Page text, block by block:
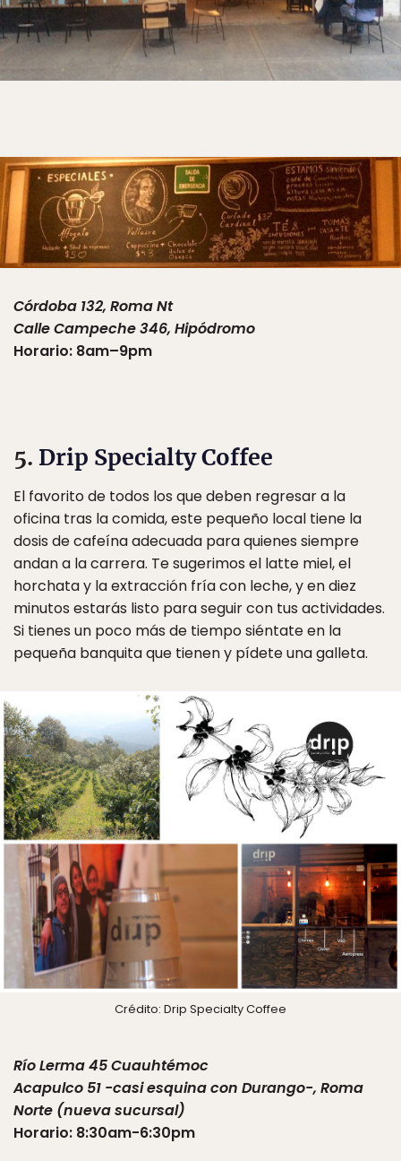
Córdoba 132, Roma Nt
Calle Campeche 346, Hipódromo
Horario: 8am–9pm
5. Drip Specialty Coffee
El favorito de todos los que deben regresar a la
oficina tras la comida, este pequeño local tiene la
dosis de cafeína adecuada para quienes siempre
andan a la carrera. Te sugerimos el latte miel, el
horchata y la extracción fría con leche, y en diez
minutos estarás listo para seguir con tus actividades.
Si tienes un poco más de tiempo siéntate en la
pequeña banquita que tienen y pídete una galleta.
Crédito: Drip Specialty Coffee
Río Lerma 45 Cuauhtémoc
Acapulco 51 -casi esquina con Durango-, Roma
Norte (nueva sucursal)
Horario: 8:30am-6:30pm